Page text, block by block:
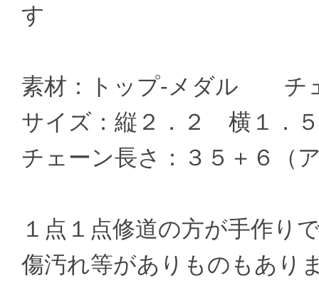
す
素材：トップ-メダル チ
サイズ：縦２．２ 横１．５
チェーン長さ：３５＋６（
１点１点修道の方が手作り
傷汚れ等がありものもあり